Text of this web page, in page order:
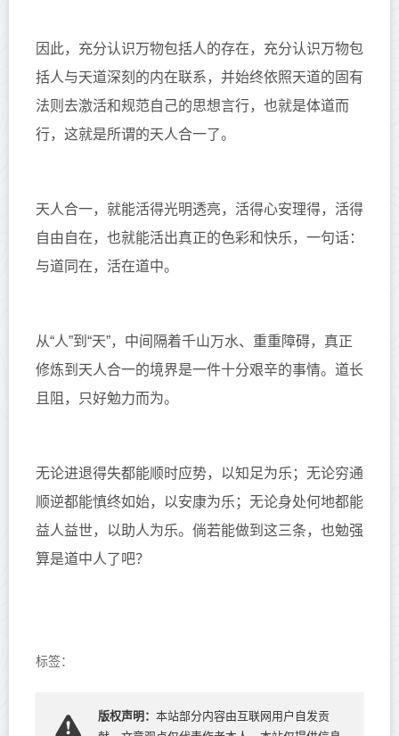
因此，充分认识万物包括人的存在，充分认识万物包
括人与天道深刻的内在联系，并始终依照天道的固有
法则去激活和规范自己的思想言行，也就是体道而
行，这就是所谓的天人合一了。
天人合一，就能活得光明透亮，活得心安理得，活得
自由自在，也就能活出真正的色彩和快乐，一句话：
与道同在，活在道中。
从“人”到“天”，中间隔着千山万水、重重障碍，真正
修炼到天人合一的境界是一件十分艰辛的事情。道长
且阻，只好勉力而为。
无论进退得失都能顺时应势，以知足为乐；无论穷通
顺逆都能慎终如始，以安康为乐；无论身处何地都能
益人益世，以助人为乐。倘若能做到这三条，也勉强
算是道中人了吧？
标签：
版权声明： 本站部分内容由互联网用户自发贡